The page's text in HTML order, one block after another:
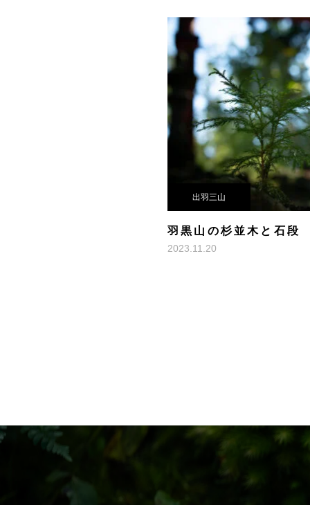
出羽三山
羽黒山の杉並木と石段
2023.11.20